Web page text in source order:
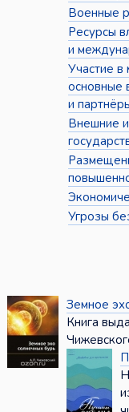
Военные
Ресурсы
и
Участие в
основные
и
Внешние
Угрозы
Земное
Книга